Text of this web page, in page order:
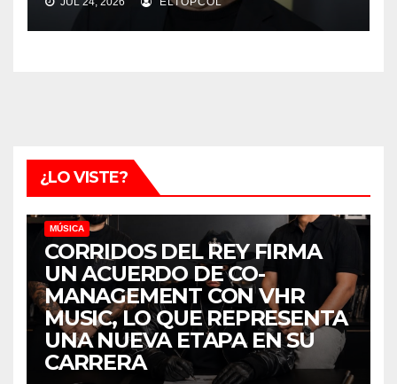
¿LO VISTE?
MÚSICA
CORRIDOS DEL REY FIRMA
UN ACUERDO DE CO-
MANAGEMENT CON VHR
MUSIC, LO QUE REPRESENTA
UNA NUEVA ETAPA EN SU
CARRERA